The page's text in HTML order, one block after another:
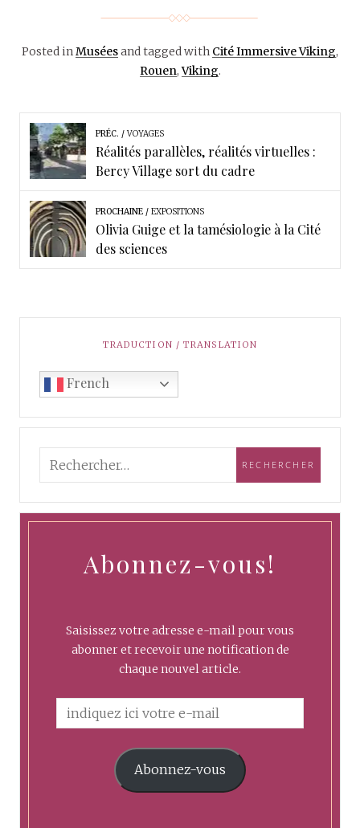
Posted inMuséesand tagged with Cité Immersive Viking,
Rouen,Viking.
PRÉC. VOYAGES
Réalités parallèles, réalités virtuelles :
Bercy Village sort du cadre
PROCHAINE EXPOSITIONS
Olivia Guige et la tamésiologie à la Cité
des sciences
TRADUCTION / TRANSLATION
French
Abonnez-vous!
Saisissez votre adresse e-mail pour vous
abonner et recevoir une notification de
chaque nouvel article.
Abonnez-vous